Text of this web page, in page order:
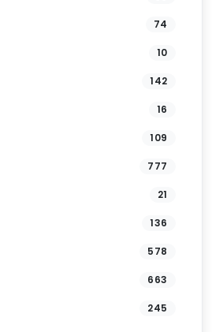
74
10
142
16
109
777
21
136
578
663
245